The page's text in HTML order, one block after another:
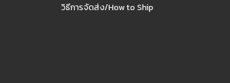
วิธีการจัดส่ง/How to Ship